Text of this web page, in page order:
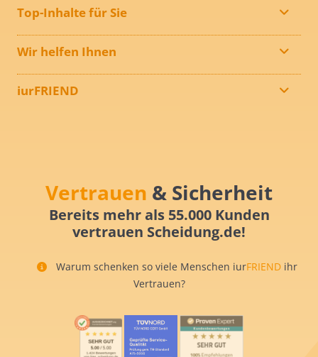
Top-Inhalte für Sie
Wir helfen Ihnen
iurFRIEND
Vertrauen & Sicherheit
Bereits mehr als 55.000 Kunden
vertrauen Scheidung.de!
Warum schenken so viele Menschen iurFRIEND ihr
Vertrauen?